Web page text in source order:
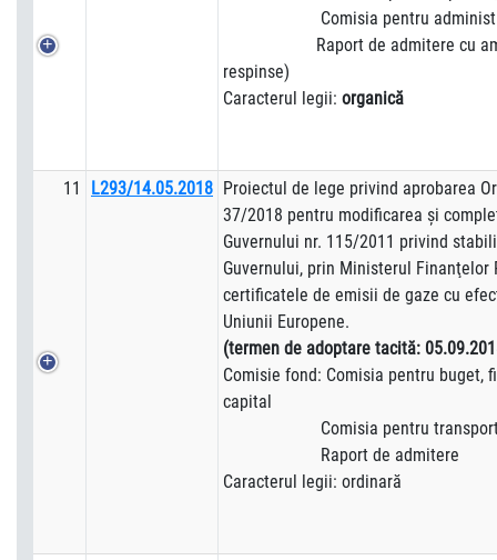
Comisia pentru administraţie
Raport de admitere cu
respinse)
Caracterul legii: organică
11 L293/14.05.2018 Proiectul de lege privind aprobarea
37/2018 pentru modificarea şi
Guvernului nr. 115/2011 privind
Guvernului, prin Ministerul
certificatele de emisii de gaze cu
Uniunii Europene.
(termen de adoptare tacită:
Comisie fond: Comisia pentru buget,
capital
Comisia pentru
Raport de admitere
Caracterul legii: ordinară